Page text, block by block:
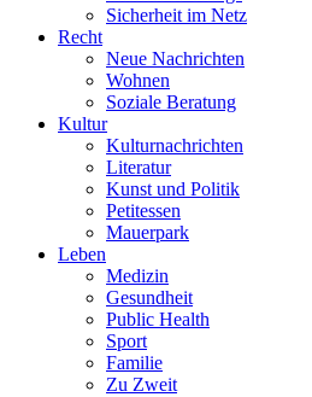
Sicherheit im Netz
Recht
Neue Nachrichten
Wohnen
Soziale Beratung
Kultur
Kulturnachrichten
Literatur
Kunst und Politik
Petitessen
Mauerpark
Leben
Medizin
Gesundheit
Public Health
Sport
Familie
Zu Zweit